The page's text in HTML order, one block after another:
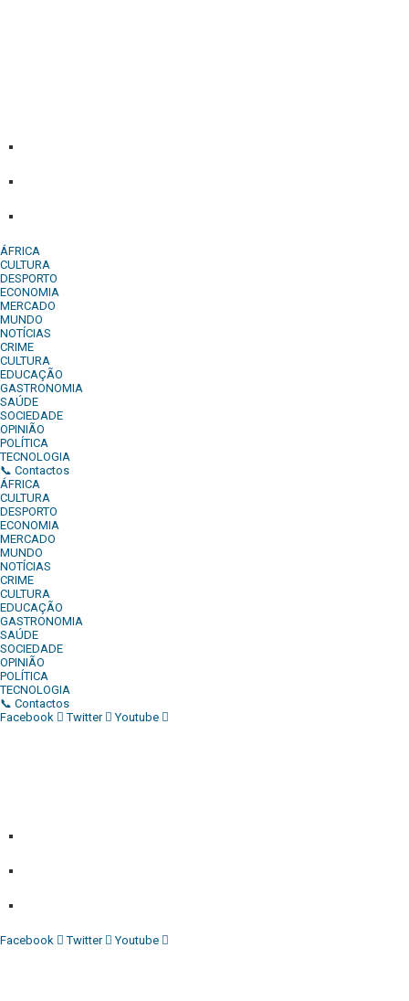
ÁFRICA
CULTURA
DESPORTO
ECONOMIA
MERCADO
MUNDO
NOTÍCIAS
CRIME
CULTURA
EDUCAÇÃO
GASTRONOMIA
SAÚDE
SOCIEDADE
OPINIÃO
POLÍTICA
TECNOLOGIA
📞 Contactos
ÁFRICA
CULTURA
DESPORTO
ECONOMIA
MERCADO
MUNDO
NOTÍCIAS
CRIME
CULTURA
EDUCAÇÃO
GASTRONOMIA
SAÚDE
SOCIEDADE
OPINIÃO
POLÍTICA
TECNOLOGIA
📞 Contactos
Facebook
Twitter Youtube
Facebook Twitter Youtube